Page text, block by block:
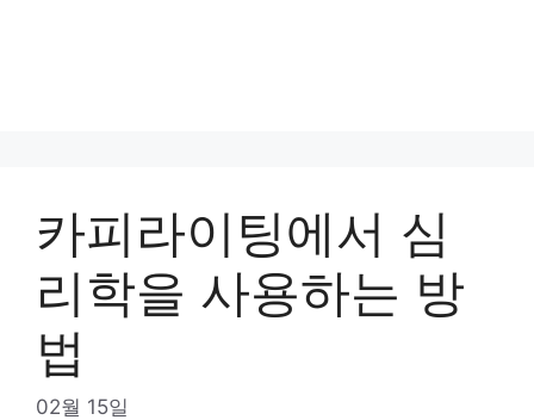
카피라이팅에서 심
리학을 사용하는 방
법
02월 15일